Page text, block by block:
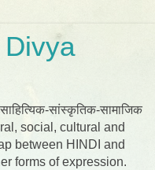
Divya
साहित्यिक-सांस्कृतिक-सामाजिक
social, cultural and
between HINDI and
forms of expression.